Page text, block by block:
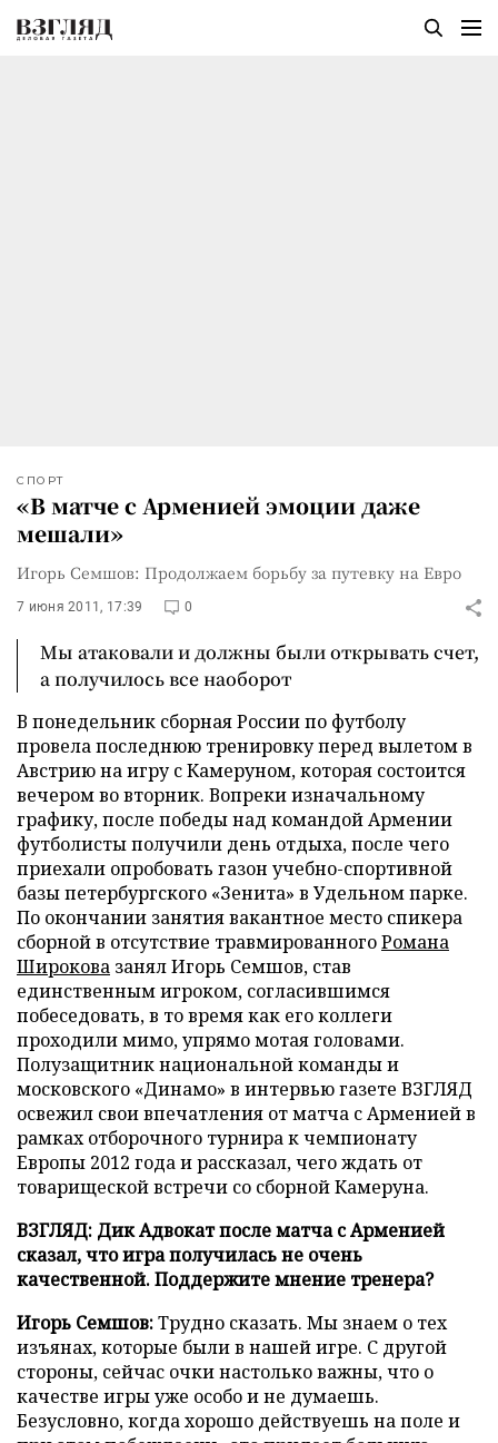
СПОРТ
«В матче с Арменией эмоции даже
мешали»
Игорь Семшов: Продолжаем борьбу за путевку на Евро
7 июня 2011, 17:39 0
Мы атаковали и должны были открывать счет,
а получилось все наоборот
В понедельник сборная России по футболу
провела последнюю тренировку перед вылетом в
Австрию на игру с Камеруном, которая состоится
вечером во вторник. Вопреки изначальному
графику, после победы над командой Армении
футболисты получили день отдыха, после чего
приехали опробовать газон учебно-спортивной
базы петербургского «Зенита» в Удельном парке.
По окончании занятия вакантное место спикера
сборной в отсутствие травмированногоРомана
Широкова занял Игорь Семшов, став
единственным игроком, согласившимся
побеседовать, в то время как его коллеги
проходили мимо, упрямо мотая головами.
Полузащитник национальной команды и
московского «Динамо» в интервью газете ВЗГЛЯД
освежил свои впечатления от матча с Арменией в
рамках отборочного турнира к чемпионату
Европы 2012 года и рассказал, чего ждать от
товарищеской встречи со сборной Камеруна.
ВЗГЛЯД: Дик Адвокат после матча с Арменией
сказал, что игра получилась не очень
качественной. Поддержите мнение тренера?
Игорь Семшов:Трудно сказать. Мы знаем о тех
изъянах, которые были в нашей игре. С другой
стороны, сейчас очки настолько важны, что о
качестве игры уже особо и не думаешь.
Безусловно, когда хорошо действуешь на поле и